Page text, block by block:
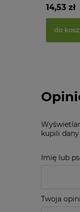
14,53 zł
do
kupili
Imię lub
Twoja